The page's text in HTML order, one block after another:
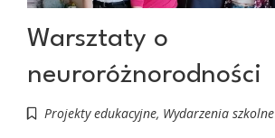
Warsztaty o
neuroróżnorodności
Projekty edukacyjne, Wydarzenia szkolne